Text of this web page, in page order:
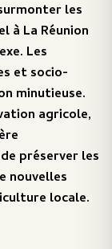
les
à La Réunion
Les
et socio-
minutieuse.
agricole,
préserver les
nouvelles
locale.